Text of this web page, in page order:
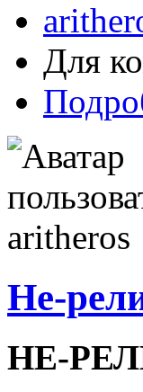
Для
Не-
НЕ-